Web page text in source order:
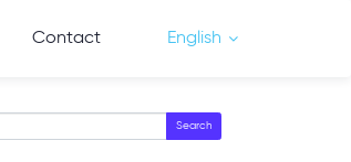
Contact English